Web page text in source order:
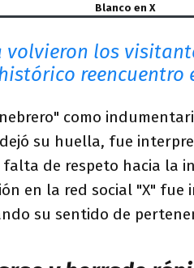
Blanco en X
volvieron los
reencuentro
como
su huella, fue
falta de respeto hacia la
en la red social "X" fue
su sentido de